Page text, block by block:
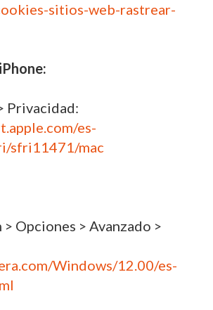
sitios-web-rastrear-
Privacidad:
es-
sfri11471/mac
Opciones > Avanzado >
Windows/12.00/es-